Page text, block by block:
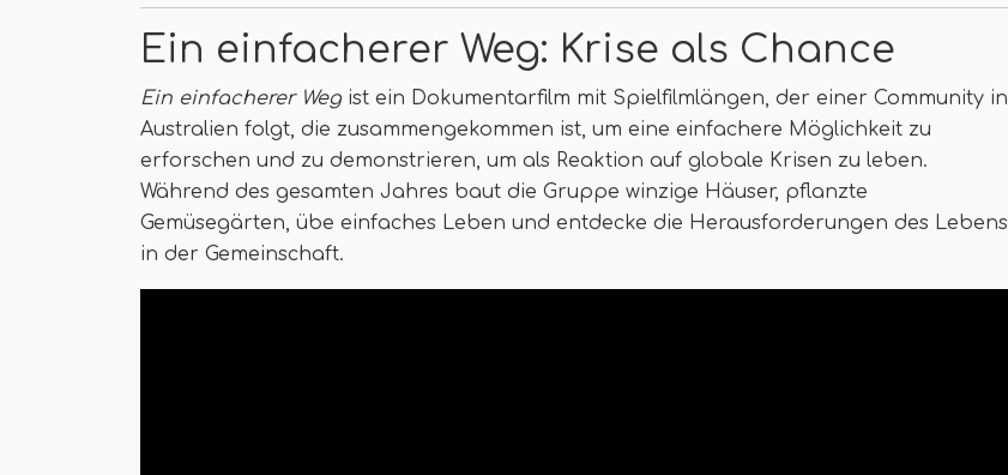
Ein einfacherer Weg: Krise als Chance
Ein einfacherer Weg ist ein Dokumentarfilm mit Spielfilmlängen, der einer Community in
Australien folgt, die zusammengekommen ist, um eine einfachere Möglichkeit zu
erforschen und zu demonstrieren, um als Reaktion auf globale Krisen zu leben.
Während des gesamten Jahres baut die Gruppe winzige Häuser, pflanzte
Gemüsegärten, übe einfaches Leben und entdecke die Herausforderungen des Lebens
in der Gemeinschaft.